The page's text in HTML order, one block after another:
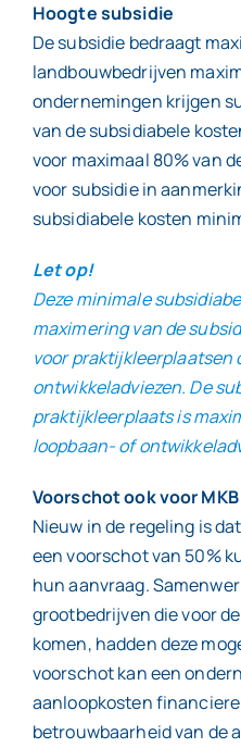
Hoogte subsidie
De subsidie bedraagt
landbouwbedrijven
ondernemingen krijgen
van de subsidiabele
voor maximaal 80% van
voor subsidie in
subsidiabele kosten
Let op!
Deze minimale
maximering van de
voor praktijkleerplaatsen
ontwikkeladviezen. De
praktijkleerplaats is
loopbaan- of
Voorschot ook voor MKB
Nieuw in de regeling is
een voorschot van 50%
hun aanvraag.
grootbedrijven die voor
komen, hadden deze
voorschot kan een
aanloopkosten
betrouwbaarheid van de